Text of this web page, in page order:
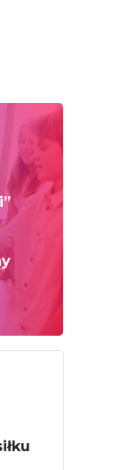
Eko Warzywa I
Forum
Owoce, Jedz
– To Na
I Owoce
Move
Zawodowy